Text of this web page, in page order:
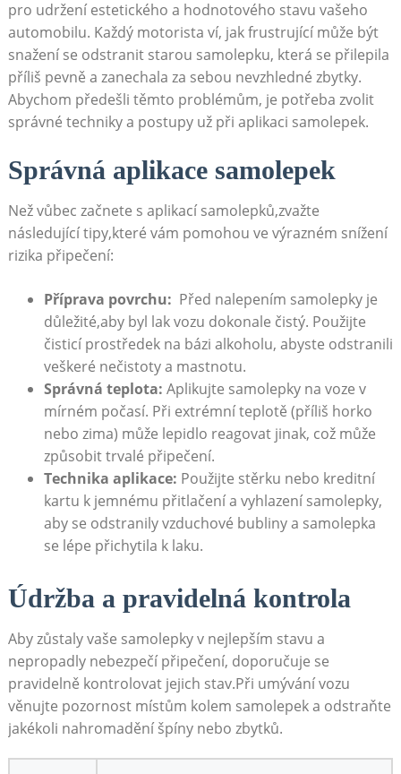
pro udržení ​estetického a‍ hodnotového stavu vašeho​
automobilu. Každý​ motorista ⁤ví, jak frustrující může být
‍snažení se odstranit‍ starou⁢ samolepku, ⁤která⁢ se přilepila​
příliš pevně ⁢a ⁤zanechala za sebou nevzhledné zbytky.
Abychom⁣ předešli ‌těmto problémům, je potřeba zvolit​
správné ⁣techniky a postupy ‌už při aplikaci ‌samolepek.
Správná aplikace samolepek
Než vůbec začnete s aplikací samolepků,zvažte
následující tipy,které vám pomohou ve výrazném snížení
rizika‌ připečení:
Příprava povrchu: ​ Před nalepením⁢ samolepky⁢ je
důležité,aby byl⁤ lak‍ vozu ⁤dokonale čistý. Použijte‍
čisticí ‍prostředek na bázi​ alkoholu, abyste odstranili
veškeré‌ nečistoty a⁤ mastnotu.
Správná teplota: Aplikujte samolepky na voze v
mírném počasí. Při extrémní teplotě (příliš ⁣horko
⁢nebo zima)​ může ⁢lepidlo reagovat jinak, ⁤což může
způsobit trvalé připečení.
Technika ⁢aplikace: Použijte stěrku ‌nebo kreditní
‍kartu⁤ k jemnému přitlačení ‌a vyhlazení ‌samolepky,
aby se odstranily ⁣vzduchové bubliny ⁣a samolepka
se lépe‌ přichytila k laku.
Údržba a pravidelná kontrola
Aby zůstaly ⁣vaše samolepky⁣ v ⁢nejlepším stavu‌ a⁢
nepropadly⁢ nebezpečí ‍připečení, doporučuje se
pravidelně kontrolovat jejich stav.Při umývání ​vozu
věnujte pozornost⁢ místům kolem samolepek a⁢ odstraňte
​jakékoli nahromadění špíny nebo zbytků.